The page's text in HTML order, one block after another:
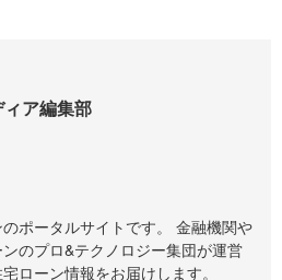
ア編集部
ポータルサイトです。 金融機関や
のプロ&テクノロジー集団が運営
ローン情報をお届けします。